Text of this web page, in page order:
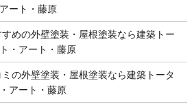
ート・藤原
めの外壁塗装・屋根塗装なら建築トー
・アート・藤原
の外壁塗装・屋根塗装なら建築トータ
アート・藤原